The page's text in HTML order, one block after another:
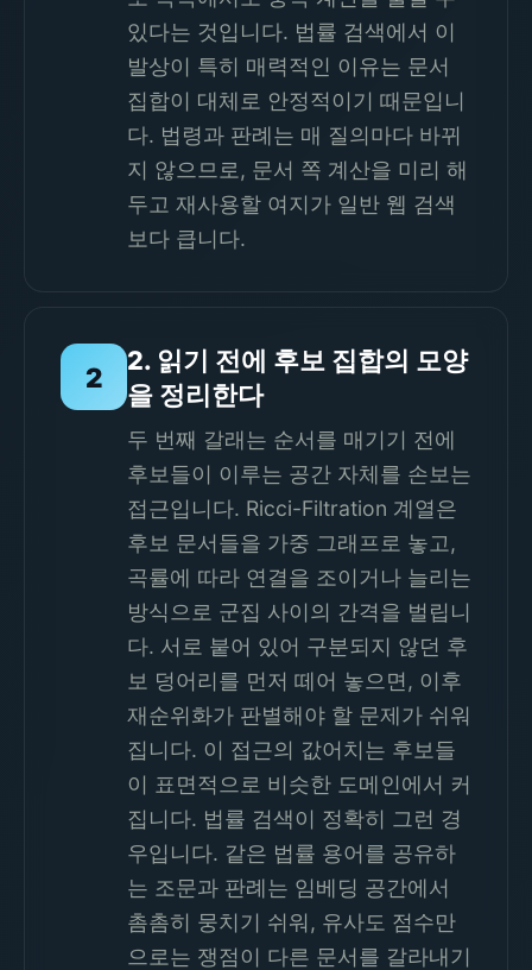
있다는 것입니다. 법률 검색에서 이
발상이 특히 매력적인 이유는 문서
집합이 대체로 안정적이기 때문입니
다. 법령과 판례는 매 질의마다 바뀌
지 않으므로, 문서 쪽 계산을 미리 해
두고 재사용할 여지가 일반 웹 검색
보다 큽니다.
2
2. 읽기 전에 후보 집합의 모양
을 정리한다
두 번째 갈래는 순서를 매기기 전에
후보들이 이루는 공간 자체를 손보는
접근입니다. Ricci-Filtration 계열은
후보 문서들을 가중 그래프로 놓고,
곡률에 따라 연결을 조이거나 늘리는
방식으로 군집 사이의 간격을 벌립니
다. 서로 붙어 있어 구분되지 않던 후
보 덩어리를 먼저 떼어 놓으면, 이후
재순위화가 판별해야 할 문제가 쉬워
집니다. 이 접근의 값어치는 후보들
이 표면적으로 비슷한 도메인에서 커
집니다. 법률 검색이 정확히 그런 경
우입니다. 같은 법률 용어를 공유하
는 조문과 판례는 임베딩 공간에서
촘촘히 뭉치기 쉬워, 유사도 점수만
으로는 쟁점이 다른 문서를 갈라내기